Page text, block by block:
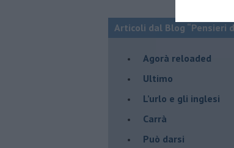
Articoli dal Blog “Pensieri
​Agorà reloaded
Ultimo
​L’urlo e gli inglesi
Carrà
Può darsi